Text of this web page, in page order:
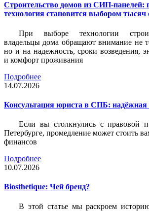
Строительство домов из СИП-панелей:
технология становится выбором тысяч
При выборе технологии
владельцы дома обращают внимание не
но и на надежность, сроки возведения,
и комфорт проживания
Подробнее
14.07.2026
Консультация юриста в СПБ: надёжная
Если вы столкнулись с правовой
Петербурге, промедление может стоить
финансов
Подробнее
10.07.2026
Biosthetique: Чей бренд?
В этой статье мы раскроем